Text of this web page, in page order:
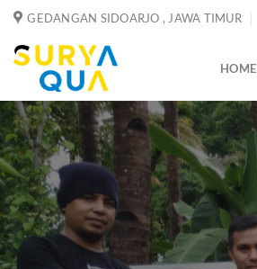
Skip
content
GEDANGAN SIDOARJO , JAWA TIMUR
HOME